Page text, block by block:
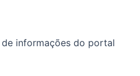
informações do portal